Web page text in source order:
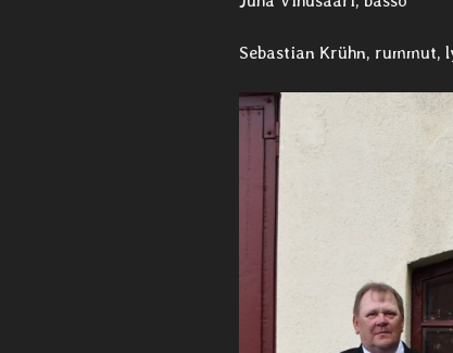
Sebastian Krühn, rummut,